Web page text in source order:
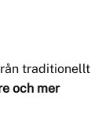
traditionellt
och mer